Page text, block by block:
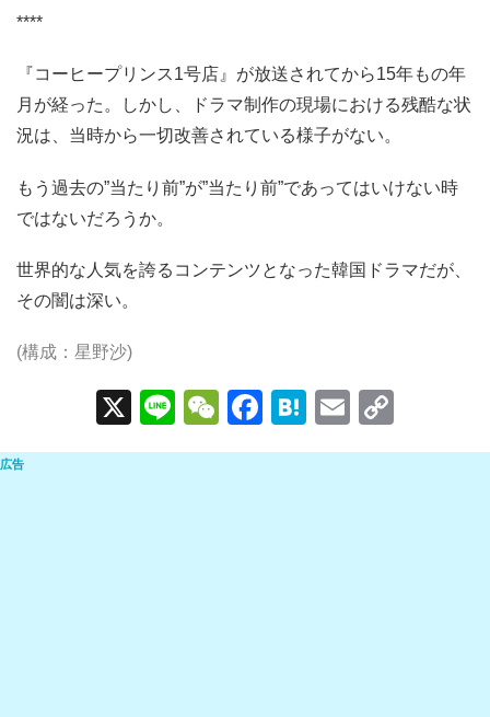
****
『コーヒープリンス1号店』が放送されてから15年もの年
月が経った。しかし、ドラマ制作の現場における残酷な状
況は、当時から一切改善されている様子がない。
もう過去の”当たり前”が”当たり前”であってはいけない時
ではないだろうか。
世界的な人気を誇るコンテンツとなった韓国ドラマだが、
その闇は深い。
(構成：星野沙)
X
Li
n
W
e
F
a
H
at
E
m o